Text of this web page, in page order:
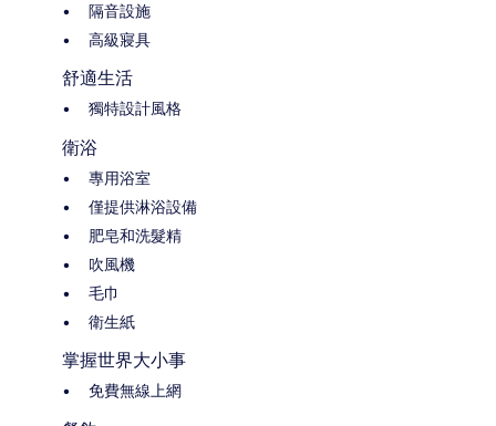
隔音設施
高級寢具
舒適生活
獨特設計風格
衛浴
專用浴室
僅提供淋浴設備
肥皂和洗髮精
吹風機
毛巾
衛生紙
掌握世界大小事
免費無線上網